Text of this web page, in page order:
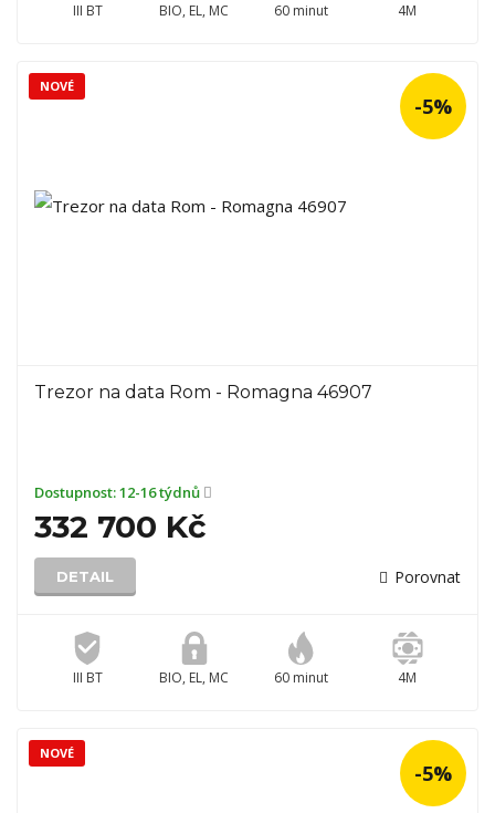
III BT BIO, EL, MC 60 minut 4M
Trezor na data Rom - Romagna 46907
Dostupnost:12-16 týdnů
332 700 Kč
DETAIL Porovnat
III BT BIO, EL, MC 60 minut 4M
NOVÉ
-5%
NOVÉ
-5%